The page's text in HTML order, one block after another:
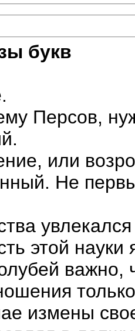
букв
Персов,
или
Не
этой
измены